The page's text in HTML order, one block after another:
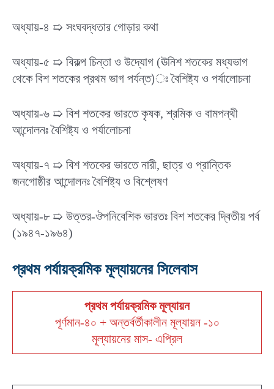
অধ্যায়-৪ ➯ সংঘবদ্ধতার গোড়ার কথা
অধ্যায়-৫ ➯ বিকল্প চিন্তা ও উদ্যোগ (ঊনিশ শতকের মধ্যভাগ
থেকে বিশ শতকের প্রথম ভাগ পর্যন্ত)ঃ বৈশিষ্ট্য ও পর্যালোচনা
অধ্যায়-৬ ➯ বিশ শতকের ভারতে কৃষক, শ্রমিক ও বামপন্থী
আন্দোলনঃ বৈশিষ্ট্য ও পর্যালোচনা
অধ্যায়-৭ ➯ বিশ শতকের ভারতে নারী, ছাত্র ও প্রান্তিক
জনগোষ্ঠীর আন্দোলনঃ বৈশিষ্ট্য ও বিশ্লেষণ
অধ্যায়-৮ ➯ উত্তর-ঔপনিবেশিক ভারতঃ বিশ শতকের দ্বিতীয় পর্ব
(১৯৪৭-১৯৬৪)
প্রথম পর্যায়ক্রমিক মূল্যায়নের সিলেবাস
প্রথম পর্যায়ক্রমিক মূল্যায়ন
পূর্ণমান-৪০ + অন্তর্বর্তীকালীন মূল্যায়ন -১০
মূল্যায়নের মাস- এপ্রিল